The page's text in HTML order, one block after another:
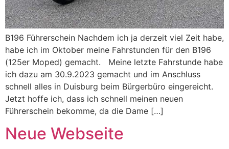
B196 Führerschein Nachdem ich ja derzeit viel Zeit habe,
habe ich im Oktober meine Fahrstunden für den B196
(125er Moped) gemacht. Meine letzte Fahrstunde habe
ich dazu am 30.9.2023 gemacht und im Anschluss
schnell alles in Duisburg beim Bürgerbüro eingereicht.
Jetzt hoffe ich, dass ich schnell meinen neuen
Führerschein bekomme, da die Dame […]
Neue Webseite